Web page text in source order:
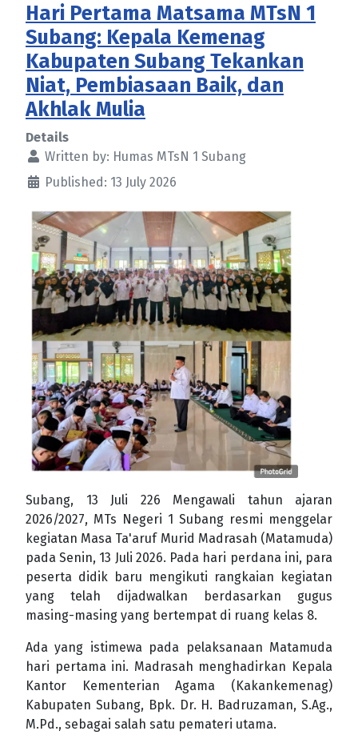
Hari Pertama Matsama MTsN 1
Subang: Kepala Kemenag
Kabupaten Subang Tekankan
Niat, Pembiasaan Baik, dan
Akhlak Mulia
Details
Written by: Humas MTsN 1 Subang
Published: 13 July 2026
Subang, 13 Juli 226 Mengawali tahun ajaran
2026/2027, MTs Negeri 1 Subang resmi menggelar
kegiatan Masa Ta'aruf Murid Madrasah (Matamuda)
pada Senin, 13 Juli 2026. Pada hari perdana ini, para
peserta didik baru mengikuti rangkaian kegiatan
yang telah dijadwalkan berdasarkan gugus
masing-masing yang bertempat di ruang kelas 8.
Ada yang istimewa pada pelaksanaan Matamuda
hari pertama ini. Madrasah menghadirkan Kepala
Kantor Kementerian Agama (Kakankemenag)
Kabupaten Subang, Bpk. Dr. H. Badruzaman, S.Ag.,
M.Pd., sebagai salah satu pemateri utama.